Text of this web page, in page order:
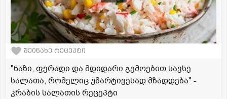
შეინახე რეცეპტი
"ნაზი, ფერადი და მდიდარი გემოებით სავსე
სალათა, რომელიც უმარტივესად მზადდება" -
კრაბის სალათის რეცეპტი